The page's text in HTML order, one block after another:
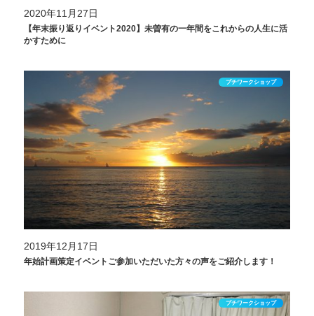
2020年11月27日
【年末振り返りイベント2020】未曽有の一年間をこれからの人生に活
かすために
プチワークショップ
2019年12月17日
年始計画策定イベントご参加いただいた方々の声をご紹介します！
プチワークショップ